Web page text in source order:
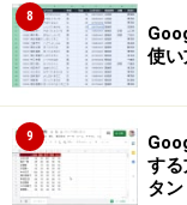
8
使い
9
す
タン